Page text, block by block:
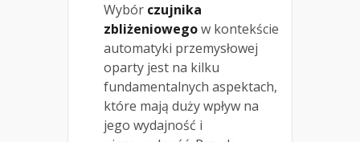
Wybór czujnika
zbliżeniowegow kontekście
automatyki przemysłowej
oparty jest na kilku
fundamentalnych aspektach,
które mają duży wpływ na
jego wydajność i